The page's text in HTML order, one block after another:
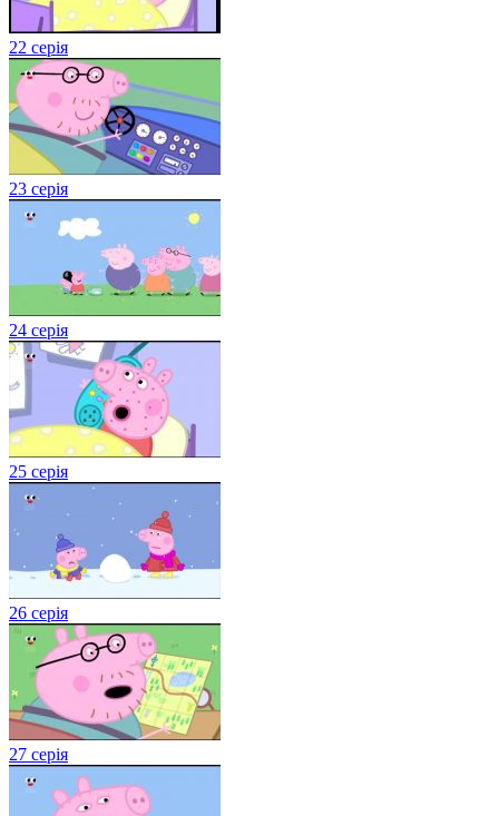
22 серія
23 серія
24 серія
25 серія
26 серія
27 серія